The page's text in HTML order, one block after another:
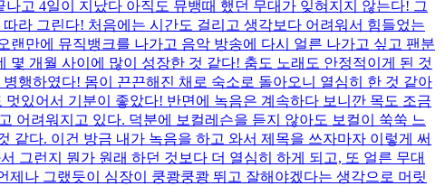
고 4일이 지났다 아직도 뮤뱅때 했던 무대가 잊혀지지 않는다! 그
라 그린다! 처음에는 시간도 걸리고 생각보다 어려워서 힘들었는
랜만에 뮤직뱅크를 나가고 음악 방송에 다시 얼른 나가고 싶고 팬분
개월 사이에 많이 성장한 것 같다! 춤도 노래도 안정적이게 된 것
행하였다! 몸이 끈끈해진 채로 숙소로 돌아오니 열심히 한 것 같아
있어서 기분이 좋았다! 반면에 녹음은 계속하다 보니깐 목도 조금
어려워지고 있다. 덕분에 보컬레슨을 듣지 않아도 보컬이 쑥쑥 느
같다. 이건 방금 내가 녹음을 하고 와서 제목을 쓰자마자 이렇게 써
그런지 뭔가 원래 하던 것보다 더 열심히 하게 되고, 또 얼른 무대
나 그랬듯이 심장이 쿵쾅쿵쾅 뛰고 잘해야겠다는 생각으로 머릿